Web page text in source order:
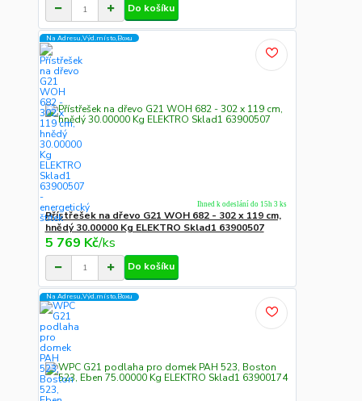
Do košíku
Na Adresu,Výd.místo,Boxu
Přístřešek na dřevo G21 WOH 682 - 302 x 119 cm,
hnědý 30.00000 Kg ELEKTRO Sklad1 63900507
5 769 Kč/ks
Ihned k odeslání do 15h 3 ks
Do košíku
Na Adresu,Výd.místo,Boxu